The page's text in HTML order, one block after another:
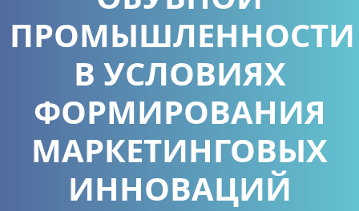
ПРОМЫШЛЕННОСТИ
В УСЛОВИЯХ
ФОРМИРОВАНИЯ
МАРКЕТИНГОВЫХ
ИННОВАЦИЙ